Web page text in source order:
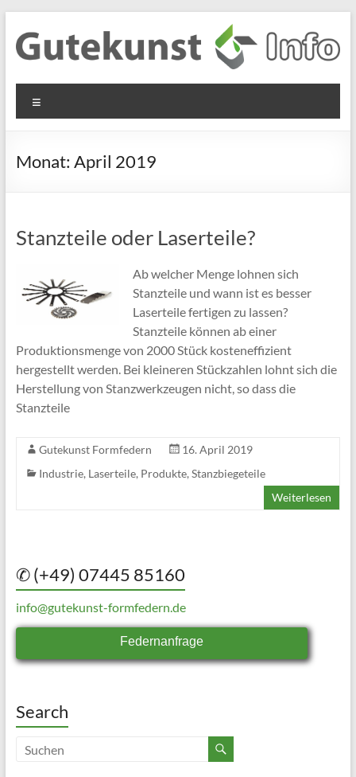
Inhalt
springen
Gutekunst
Formfedern
GmbH
Informationen
Flachmaterial
Monat: April 2019
Stanzteile oder Laserteile?
Ab welcher Menge lohnen sich
Stanzteile und wann ist es besser
Laserteile fertigen zu lassen?
Stanzteile können ab einer
Produktionsmenge von 2000 Stück kosteneffizient
hergestellt werden. Bei kleineren Stückzahlen lohnt sich die
Herstellung von Stanzwerkzeugen nicht, so dass die
Stanzteile
Gutekunst Formfedern
16. April 2019
Industrie, Laserteile, Produkte, Stanzbiegeteile
Weiterlesen
✆ (+49) 07445 85160
info@gutekunst-formfedern.de
Federnanfrage
Search